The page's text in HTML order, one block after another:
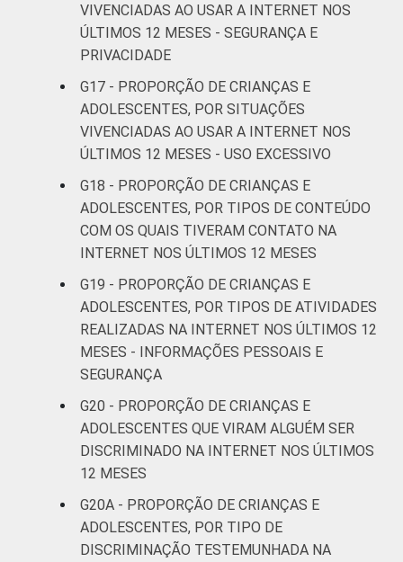
VIVENCIADAS AO USAR A INTERNET NOS
ÚLTIMOS 12 MESES - SEGURANÇA E
PRIVACIDADE
G17 - PROPORÇÃO DE CRIANÇAS E
ADOLESCENTES, POR SITUAÇÕES
VIVENCIADAS AO USAR A INTERNET NOS
ÚLTIMOS 12 MESES - USO EXCESSIVO
G18 - PROPORÇÃO DE CRIANÇAS E
ADOLESCENTES, POR TIPOS DE CONTEÚDO
COM OS QUAIS TIVERAM CONTATO NA
INTERNET NOS ÚLTIMOS 12 MESES
G19 - PROPORÇÃO DE CRIANÇAS E
ADOLESCENTES, POR TIPOS DE ATIVIDADES
REALIZADAS NA INTERNET NOS ÚLTIMOS 12
MESES - INFORMAÇÕES PESSOAIS E
SEGURANÇA
G20 - PROPORÇÃO DE CRIANÇAS E
ADOLESCENTES QUE VIRAM ALGUÉM SER
DISCRIMINADO NA INTERNET NOS ÚLTIMOS
12 MESES
G20A - PROPORÇÃO DE CRIANÇAS E
ADOLESCENTES, POR TIPO DE
DISCRIMINAÇÃO TESTEMUNHADA NA